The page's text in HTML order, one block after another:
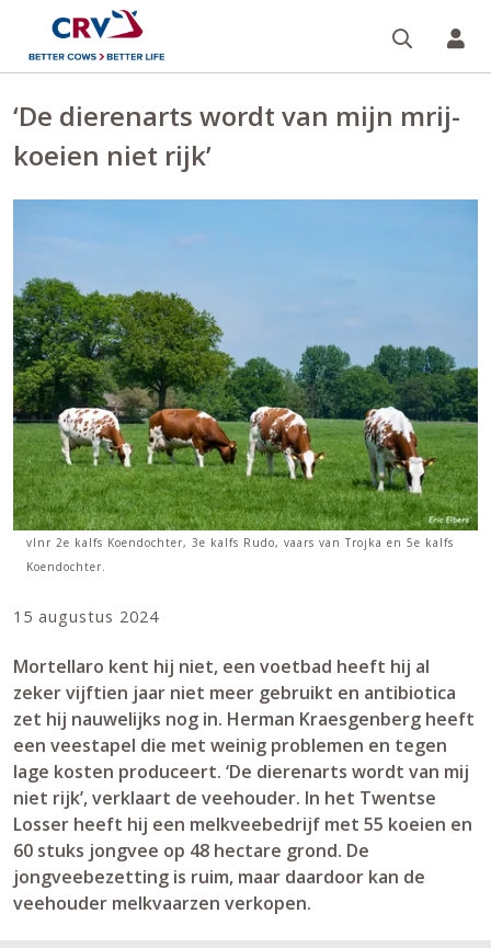
‘De dierenarts wordt van mijn mrij-
koeien niet rijk’
vlnr 2e kalfs Koendochter, 3e kalfs Rudo, vaars van Trojka en 5e kalfs
Koendochter.
15 augustus 2024
Mortellaro kent hij niet, een voetbad heeft hij al
zeker vijftien jaar niet meer gebruikt en antibiotica
zet hij nauwelijks nog in. Herman Kraesgenberg heeft
een veestapel die met weinig problemen en tegen
lage kosten produceert. ‘De dierenarts wordt van mij
niet rijk’, verklaart de veehouder. In het Twentse
Losser heeft hij een melkveebedrijf met 55 koeien en
60 stuks jongvee op 48 hectare grond. De
jongveebezetting is ruim, maar daardoor kan de
veehouder melkvaarzen verkopen.